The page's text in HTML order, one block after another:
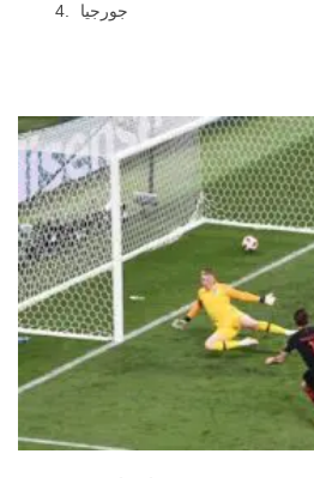
4.
جورجيا